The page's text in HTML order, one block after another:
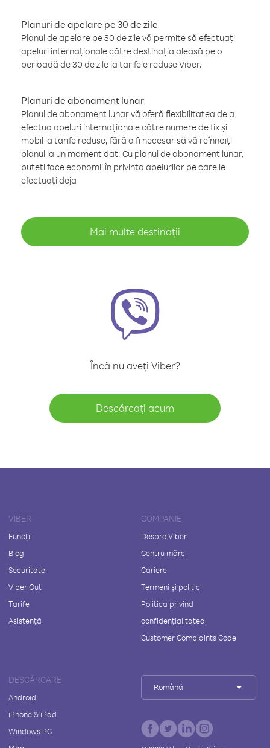
Planuri de apelare pe 30 de zile
Planul de apelare pe 30 de zile vă permite să efectuați
apeluri internaționale către destinația aleasă pe o
perioadă de 30 de zile la tarifele reduse Viber.
Planuri de abonament lunar
Planul de abonament lunar vă oferă flexibilitatea de a
efectua apeluri internaționale către numere de fix și
mobil la tarife reduse, fără a fi necesar să vă reînnoiți
planul la un moment dat. Cu planul de abonament lunar,
puteți face economii în privința apelurilor pe care le
efectuați deja
Mai multe destinații
Încă nu aveți Viber?
Descărcați acum
VIBER
Funcții
Blog
Securitate
Viber Out
Tarife
Asistență
COMPANIE
Despre Viber
Centru mărci
Cariere
Termeni și politici
Politica privind
confidențialitatea
Customer Complaints Code
DESCĂRCARE
Android
iPhone & iPad
Windows PC
Română